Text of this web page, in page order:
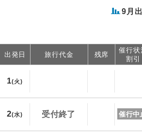
9 月
出発日 旅行代金 残席
催行状
割引
1(火)
2(水) 受付終了 催行中